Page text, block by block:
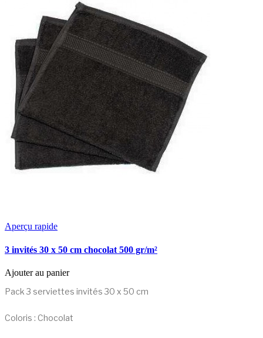
Aperçu rapide
3 invités 30 x 50 cm chocolat 500 gr/m²
Ajouter au panier
Pack 3 serviettes invités 30 x 50 cm
Coloris : Chocolat